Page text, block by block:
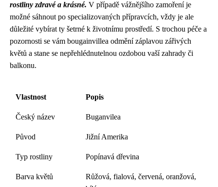
rostliny zdravé a krásné. V případě vážnějšího zamoření je
možné sáhnout po specializovaných přípravcích, vždy je ale
důležité vybírat ty šetrné k životnímu prostředí. S trochou péče a
pozornosti se vám bougainvillea odmění záplavou zářivých
květů a stane se nepřehlédnutelnou ozdobou vaší zahrady či
balkonu.
Vlastnost Popis
Český název Buganvilea
Původ Jižní Amerika
Typ rostliny Popínavá dřevina
Barva květů
Růžová, fialová, červená, oranžová,